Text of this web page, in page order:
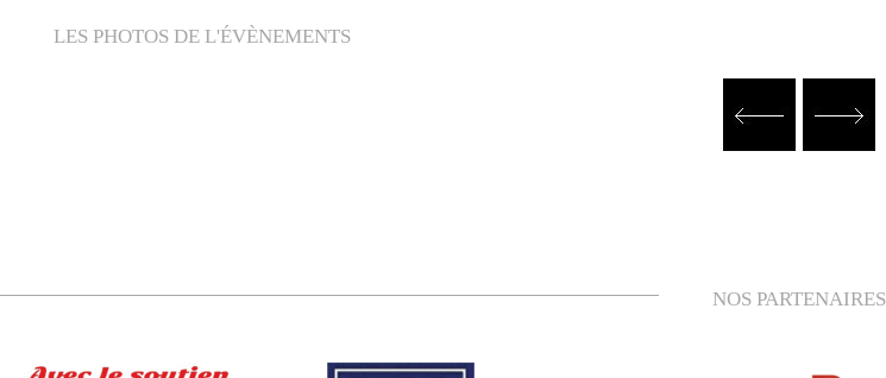
LES PHOTOS DE L'ÉVÈNEMENTS
NOS PARTENAIRES